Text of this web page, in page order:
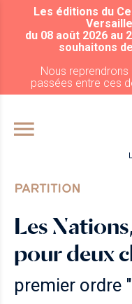
ALLER AU
Les éditions du
du 08 août 2026 au
souhaitons
Nous
passées entre ces
PARTITION
Les
pour deux
premier ordre